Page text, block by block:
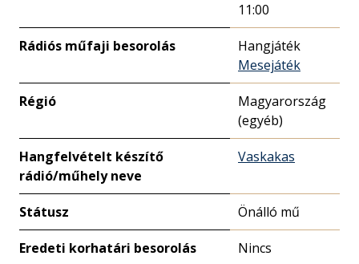
11:00
Rádiós műfaji besorolás
Hangjáték
Mesejáték
Régió
Magyarország
(egyéb)
Hangfelvételt készítő
rádió/műhely neve
Vaskakas
Státusz Önálló mű
Eredeti korhatári besorolás Nincs